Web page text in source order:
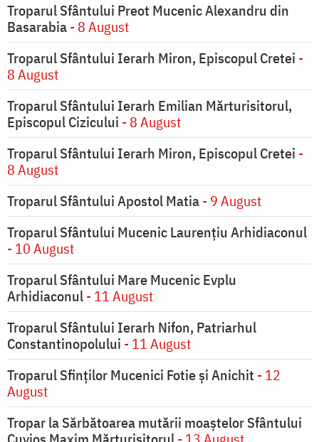
Troparul Sfântului Preot Mucenic Alexandru din
Basarabia- 8 August
Troparul Sfântului Ierarh Miron, Episcopul Cretei -
8 August
Troparul Sfântului Ierarh Emilian Mărturisitorul,
Episcopul Cizicului - 8 August
Troparul Sfântului Ierarh Miron, Episcopul Cretei -
8 August
Troparul Sfântului Apostol Matia- 9 August
Troparul Sfântului Mucenic Laurențiu Arhidiaconul
- 10 August
Troparul Sfântului Mare Mucenic Evplu
Arhidiaconul- 11 August
Troparul Sfântului Ierarh Nifon, Patriarhul
Constantinopolului - 11 August
Troparul Sfinţilor Mucenici Fotie şi Anichit - 12
August
Tropar la Sărbătoarea mutării moaştelor Sfântului